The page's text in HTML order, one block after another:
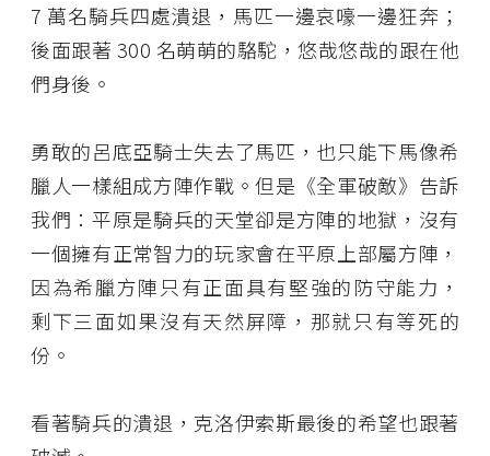
7 萬名騎兵四處潰退，馬匹一邊哀嚎一邊狂奔；
後面跟著 300 名萌萌的駱駝，悠哉悠哉的跟在他
們身後。
勇敢的呂底亞騎士失去了馬匹，也只能下馬像希
臘人一樣組成方陣作戰。但是《全軍破敵》告訴
我們：平原是騎兵的天堂卻是方陣的地獄，沒有
一個擁有正常智力的玩家會在平原上部屬方陣，
因為希臘方陣只有正面具有堅強的防守能力，
剩下三面如果沒有天然屏障，那就只有等死的
份。
看著騎兵的潰退，克洛伊索斯最後的希望也跟著